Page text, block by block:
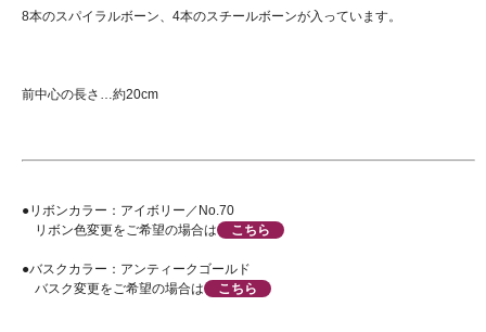
8本のスパイラルボーン、4本のスチールボーンが入っています。
前中心の長さ…約20cm
●リボンカラー：アイボリー／No.70
リボン色変更をご希望の場合はこちら
●バスクカラー：アンティークゴールド
バスク変更をご希望の場合はこちら